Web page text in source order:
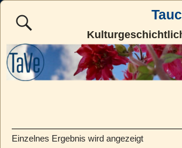
Einzelnes Ergebnis wird angezeigt